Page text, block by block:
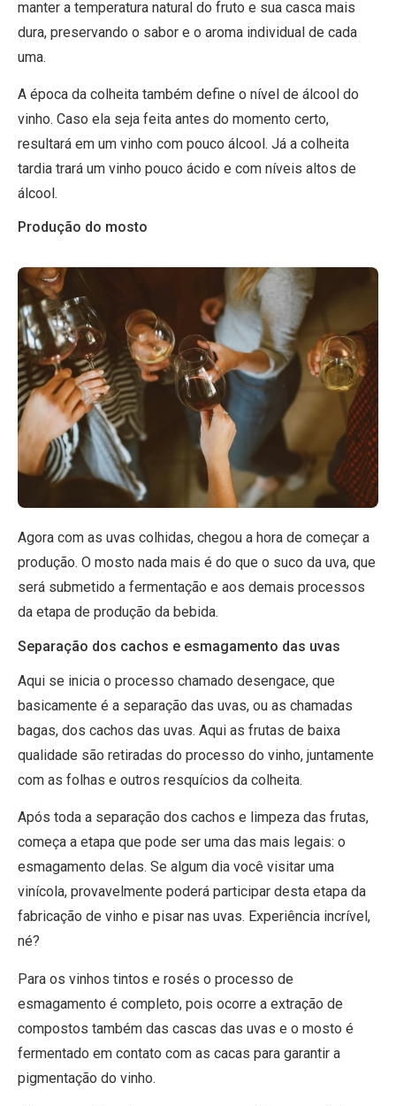
manter a temperatura natural do fruto e sua casca mais
dura, preservando o sabor e o aroma individual de cada
uma.
A época da colheita também define o nível de álcool do
vinho. Caso ela seja feita antes do momento certo,
resultará em um vinho com pouco álcool. Já a colheita
tardia trará um vinho pouco ácido e com níveis altos de
álcool.
Produção do mosto
Agora com as uvas colhidas, chegou a hora de começar a
produção. O mosto nada mais é do que o suco da uva, que
será submetido a fermentação e aos demais processos
da etapa de produção da bebida.
Separação dos cachos e esmagamento das uvas
Aqui se inicia o processo chamado desengace, que
basicamente é a separação das uvas, ou as chamadas
bagas, dos cachos das uvas. Aqui as frutas de baixa
qualidade são retiradas do processo do vinho, juntamente
com as folhas e outros resquícios da colheita.
Após toda a separação dos cachos e limpeza das frutas,
começa a etapa que pode ser uma das mais legais: o
esmagamento delas. Se algum dia você visitar uma
vinícola, provavelmente poderá participar desta etapa da
fabricação de vinho e pisar nas uvas. Experiência incrível,
né?
Para os vinhos tintos e rosés o processo de
esmagamento é completo, pois ocorre a extração de
compostos também das cascas das uvas e o mosto é
fermentado em contato com as cacas para garantir a
pigmentação do vinho.